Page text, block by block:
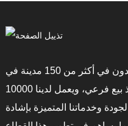
لدينا أيضًا وكلاء مبيعات معتمدون في أكثر من 150 مدينة في
الصين، وأكثر من 600 منفذ بيع فرعي، ويعمل لدينا 10000
وخدماتنا المتميزة بإشادة